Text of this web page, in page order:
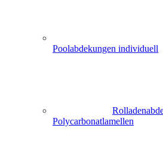
Poolabdekungen individuell
Polycarbonatlamellen